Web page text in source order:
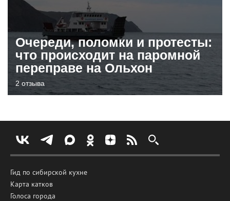
Очереди, поломки и протесты:
что происходит на паромной
переправе на Ольхон
2 отзыва
Гид по сибирской кухне
Карта катков
Голоса города